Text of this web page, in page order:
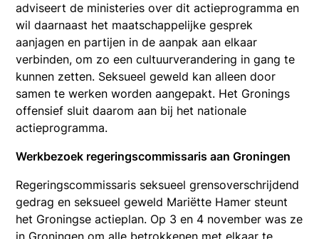
adviseert de ministeries over dit actieprogramma en
wil daarnaast het maatschappelijke gesprek
aanjagen en partijen in de aanpak aan elkaar
verbinden, om zo een cultuurverandering in gang te
kunnen zetten. Seksueel geweld kan alleen door
samen te werken worden aangepakt. Het Gronings
offensief sluit daarom aan bij het nationale
actieprogramma.
Werkbezoek regeringscommissaris aan Groningen
Regeringscommissaris seksueel grensoverschrijdend
gedrag en seksueel geweld Mariëtte Hamer steunt
het Groningse actieplan. Op 3 en 4 november was ze